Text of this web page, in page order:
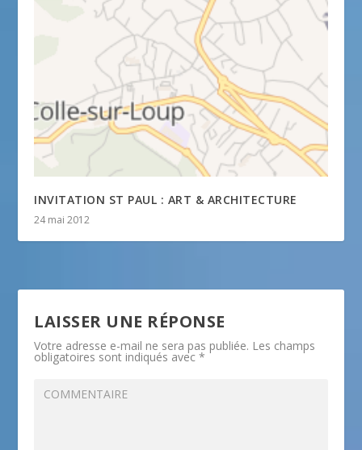
INVITATION ST PAUL : ART & ARCHITECTURE
24 mai 2012
LAISSER UNE RÉPONSE
Votre adresse e-mail ne sera pas publiée. Les champs
obligatoires sont indiqués avec*